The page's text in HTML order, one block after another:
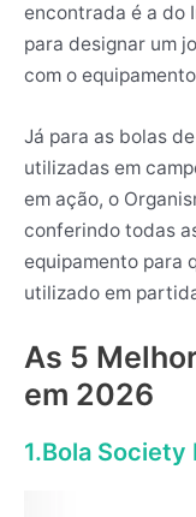
encontrada é a do
para designar um
com o
Já para as bolas
utilizadas em
em ação, o
conferindo todas
equipamento para
utilizado em
As 5
em 2026
1.Bola Society